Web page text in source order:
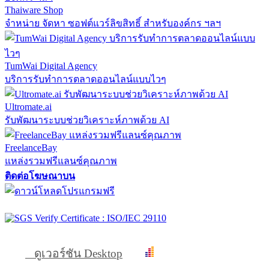
Thaiware Shop
จำหน่าย จัดหา ซอฟต์แวร์ลิขสิทธิ์ สำหรับองค์กร ฯลฯ
TumWai Digital Agency
บริการรับทำการตลาดออนไลน์แบบไวๆ
Ultromate.ai
รับพัฒนาระบบช่วยวิเคราะห์ภาพด้วย AI
FreelanceBay
แหล่งรวมฟรีแลนซ์คุณภาพ
ติดต่อโฆษณาบน
ดูเวอร์ชัน Desktop